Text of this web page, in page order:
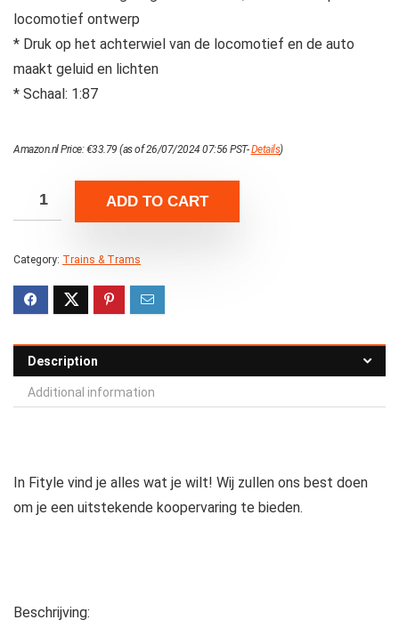
locomotief ontwerp
* Druk op het achterwiel van de locomotief en de auto
maakt geluid en lichten
* Schaal: 1:87
Amazon.nl Price:€33.79 (as of 26/07/2024 07:56 PST-Details)
ADD TO CART
Category: Trains & Trams
Description
Additional information
In Fityle vind je alles wat je wilt! Wij zullen ons best doen
om je een uitstekende koopervaring te bieden.
Beschrijving: